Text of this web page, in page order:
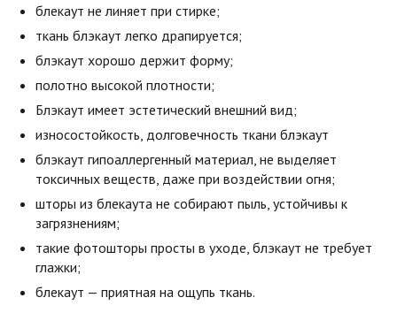
блекаут не линяет при стирке;
ткань блэкаут легко драпируется;
блэкаут хорошо держит форму;
полотно высокой плотности;
Блэкаут имеет эстетический внешний вид;
износостойкость, долговечность ткани блэкаут
блэкаут гипоаллергенный материал, не выделяет
токсичных веществ, даже при воздействии огня;
шторы из блекаута не собирают пыль, устойчивы к
загрязнениям;
такие фотошторы просты в уходе, блэкаут не требует
глажки;
блекаут — приятная на ощупь ткань.